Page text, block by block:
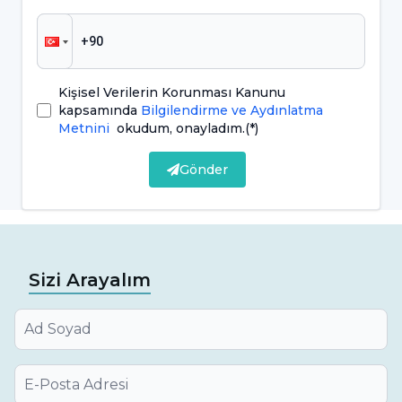
etlerinin kurumasına ve bu durumun, diş eti
iltihaplarına neden olmasına yol açabilir.
Ağız Yaraları: Ağız kuruluğu, ağız içindeki
dokuların kurumasına neden olarak ağız
ağız içinde rahatsızlık yaratabilir ve iyileşme
bakteriyel birikimin artmasına neden olabilir
ve bu durum kötü ağız kokusuna yol açabilir.
Tükürük, ağız içindeki bakterileri
temizleyerek ağız kokusunu önlemeye
yardımcı olur.
Kişisel Verilerin Korunması Kanunu
kapsamında Bilgilendirme ve Aydınlatma
Metnini okudum, onayladım.(*)
Gönder
Sizi Arayalım